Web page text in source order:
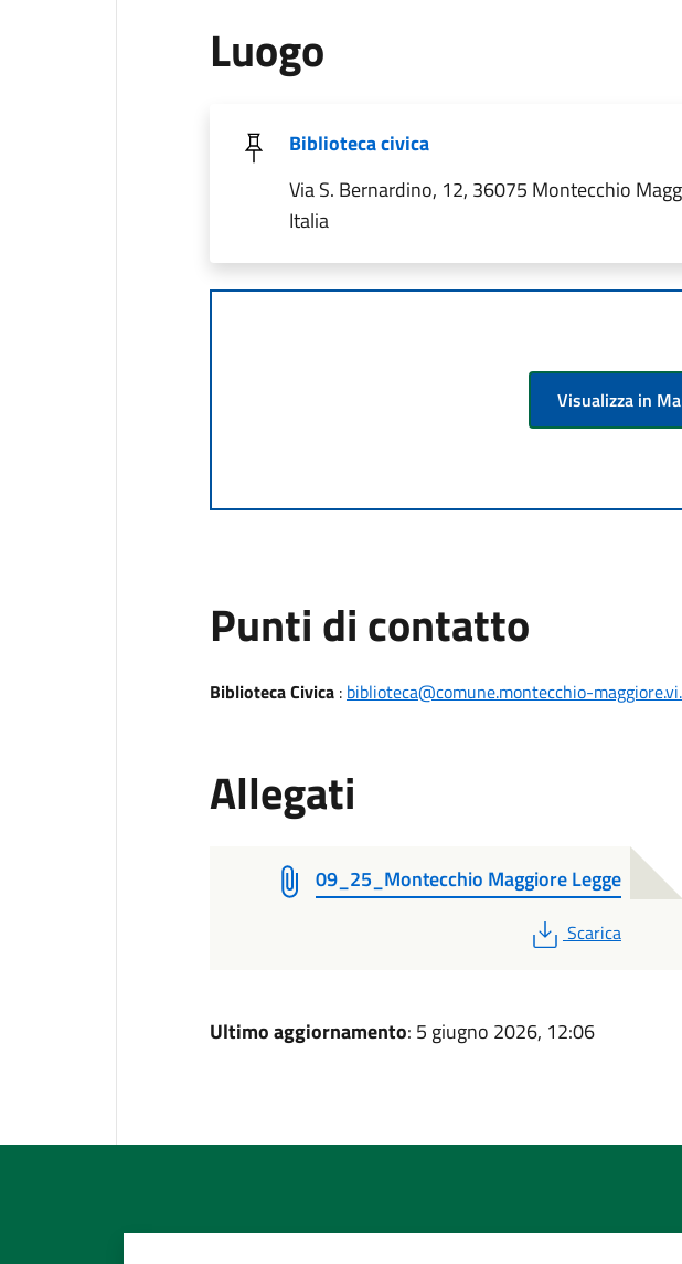
Luogo
Biblioteca civica
Via S. Bernardino, 12, 36075 Montecchio
Italia
Visualizza in
Punti di contatto
Biblioteca Civica: biblioteca@comune.montecchio-
Allegati
09_25_Montecchio Maggiore Legge
PDF
Scarica
Ultimo aggiornamento: 5 giugno 2026, 12:06